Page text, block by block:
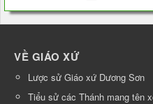
VỀ GIÁO XỨ
Lược sử Giáo xứ Dương Sơn
Tiểu sử các Thánh mang tên